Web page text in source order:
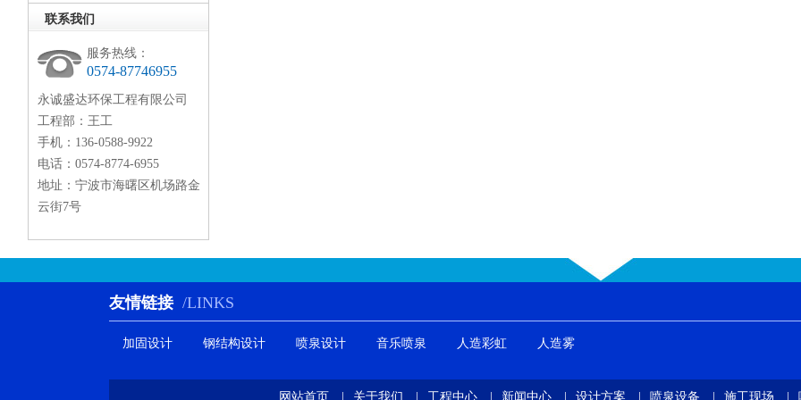
联系我们
服务热线：
0574-87746955
永诚盛达环保工程有限公司
工程部：王工
手机：136-0588-9922
电话：0574-8774-6955
地址：宁波市海曙区机场路金
云街7号
友情链接 /LINKS
加固设计 钢结构设计 喷泉设计 音乐喷泉 人造彩虹 人造雾
网站首页 | 关于我们 | 工程中心 | 新闻中心 | 设计方案 | 喷泉设备 | 施工现场 |